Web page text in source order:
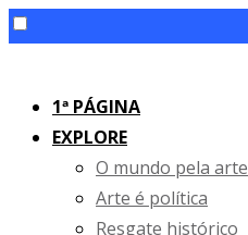
content1ª PÁGINA
EXPLORE
O mundo pela arte
Arte é política
Resgate histórico